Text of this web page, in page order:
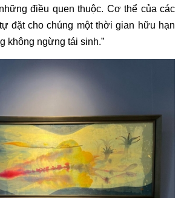
điều quen thuộc. Cơ thể của các
đặt cho chúng một thời gian hữu hạn
không ngừng tái sinh.”